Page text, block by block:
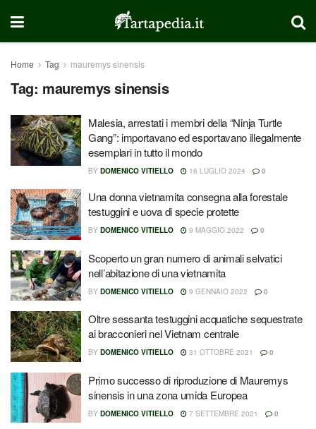
Home Tag mauremys sinensis
Tag: mauremys sinensis
Malesia, arrestati i membri della “Ninja Turtle
Gang”: importavano ed esportavano illegalmente
esemplari in tutto il mondo
BY DOMENICO VITIELLO 16 LUGLIO 2024 0
Una donna vietnamita consegna alla forestale
testuggini e uova di specie protette
BY DOMENICO VITIELLO 9 MAGGIO 2022 0
Scoperto un gran numero di animali selvatici
nell’abitazione di una vietnamita
BY DOMENICO VITIELLO 9 GENNAIO 2022 0
Oltre sessanta testuggini acquatiche sequestrate
ai bracconieri nel Vietnam centrale
BY DOMENICO VITIELLO 31 OTTOBRE 2021 0
Primo successo di riproduzione di Mauremys
sinensis in una zona umida Europea
BY DOMENICO VITIELLO 7 SETTEMBRE 2021 0